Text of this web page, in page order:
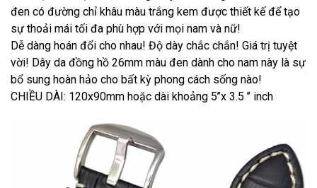
đen có đường chỉ khâu màu trắng kem được thiết kế để tạo
sự thoải mái tối đa phù hợp với mọi nam và nữ!
Dễ dàng hoán đổi cho nhau! Độ dày chắc chắn! Giá trị tuyệt
vời! Dây da đồng hồ 26mm màu đen dành cho nam này là sự
bổ sung hoàn hảo cho bất kỳ phong cách sống nào!
CHIỀU DÀI: 120x90mm hoặc dài khoảng 5’’x 3.5 ’’ inch